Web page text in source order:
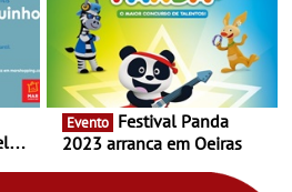
Evento
2023 arranca em Oeiras